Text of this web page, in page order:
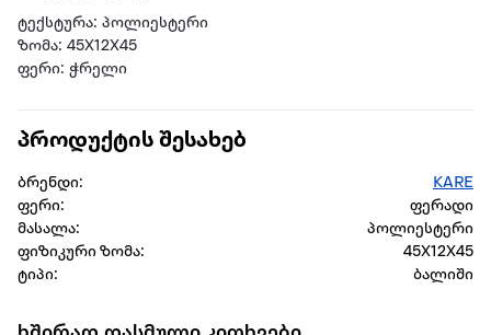
ტექსტურა: პოლიესტერი
ზომა: 45X12X45
ფერი: ჭრელი
პროდუქტის შესახებ
ბრენდი:
KARE
ფერი:
ფერადი
მასალა:
პოლიესტერი
ფიზიკური ზომა:
45X12X45
ტიპი:
ბალიში